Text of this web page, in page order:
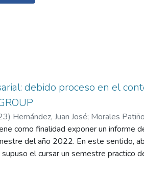
debido proceso en el
) Hernández, Juan José; Morales
como finalidad exponer un informe
del año 2022. En este sentido,
el cursar un semestre practico
Teniendo en cuenta lo anterior